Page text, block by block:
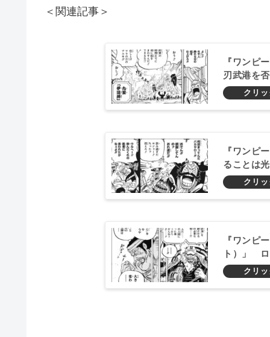
＜関連記事＞
『ワンピ
刃武港を
『ワンピ
ることは
『ワンピ
ト）」 ロ
消えた島